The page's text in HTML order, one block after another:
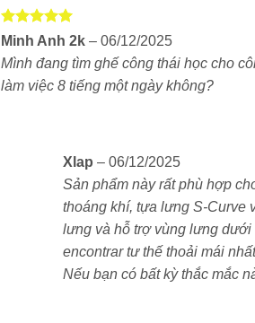
Được xếp
sao
Minh Anh 2k – 06/12/2025
Mình đang tìm ghế công thái học cho
làm việc 8 tiếng một ngày không?
Xlap – 06/12/2025
Sản phẩm này rất phù hợp
thoáng khí, tựa lưng S-Curve
lưng và hỗ trợ vùng lưng dưới
encontrar tư thế thoải mái
Nếu bạn có bất kỳ thắc mắc